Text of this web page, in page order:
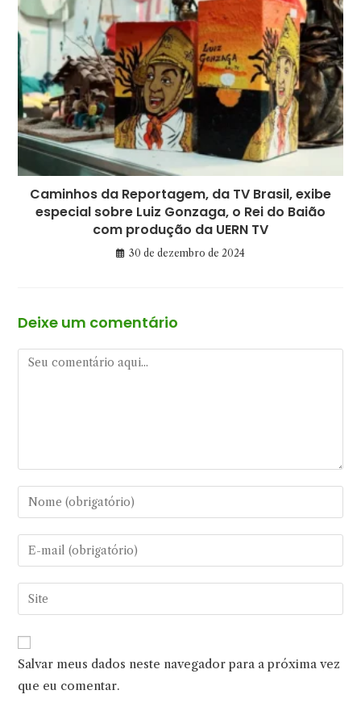
Caminhos da Reportagem, da TV Brasil, exibe
especial sobre Luiz Gonzaga, o Rei do Baião
com produção da UERN TV
30 de dezembro de 2024
Deixe um comentário
Comentário
Digite
seu
nome
ou
de
usuário
para
comentar
Digite
seu
endereço
de
para
comentar
Digite
o
do
seu
site
Salvar meus dados neste navegador para a próxima vez
que eu comentar.